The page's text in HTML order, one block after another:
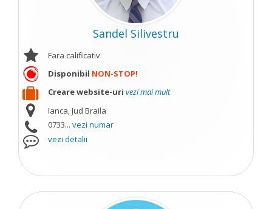
Sandel Silivestru
Fara calificativ
Disponibil NON-STOP!
Creare website-uri vezi mai mult
Ianca, Jud Braila
0733... vezi numar
vezi detalii